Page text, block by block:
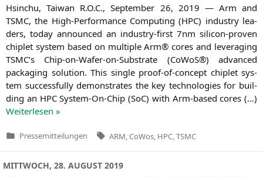
Hsin­chu, Tai­wan R.O.C., Sep­tem­ber 26, 2019 — Arm and
TSMC, the High-Per­­for­­mance Com­pu­ting (HPC) indus­try lea­
ders, today announ­ced an indus­­try-first 7nm sili­­con-pro­­ven
chip­let sys­tem based on mul­ti­ple Arm® cores and lever­aging
TSMC’s Chip-on-Wafer-on-Sub­­s­tra­­te (CoWoS®) advan­ced
pack­a­ging solu­ti­on. This sin­gle pro­of-of-con­cept chip­let sys­
tem suc­cessful­ly demons­tra­tes the key tech­no­lo­gies for buil­
ding an HPCSys­­tem-On-Chip (SoC) with Arm-based cores (…)
Wei­ter­le­sen »
Veröffentlicht
Pressemitteilungen Tags:
ARM CoWos HPC TSMC
MITTWOCH, 28. AUGUST 2019